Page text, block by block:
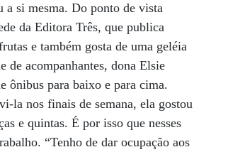
a si mesma. Do ponto de vista
da Editora Três, que publica
e também gosta de uma geléia
de acompanhantes, dona Elsie
ônibus para baixo e para cima.
la nos finais de semana, ela gostou
e quintas. É por isso que nesses
“Tenho de dar ocupação aos